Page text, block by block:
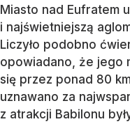
Miasto nad Eufratem
i najświetniejszą
Liczyło podobno
opowiadano, że jego
się przez ponad 80
uznawano za
z atrakcji Babilonu